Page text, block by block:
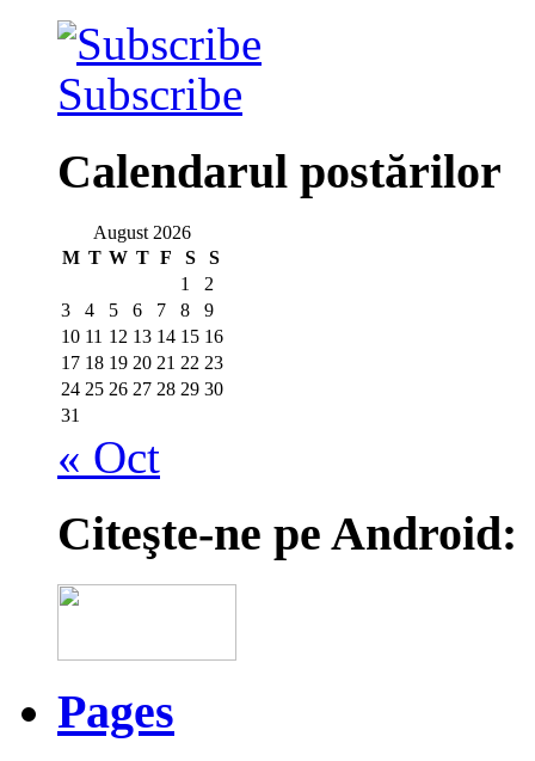
Subscribe
Calendarul postărilor
August 2026
M T W T F S
S
1
2
3
4 5 6 7 8
9
10 11 12 13 14 15 16
17 18 19 20 21 22 23
24 25 26 27 28 29 30
31
« Oct
Citeşte-ne pe Android:
Pages